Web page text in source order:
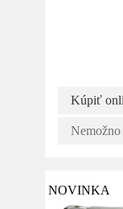
Kúpiť
NOVINKA